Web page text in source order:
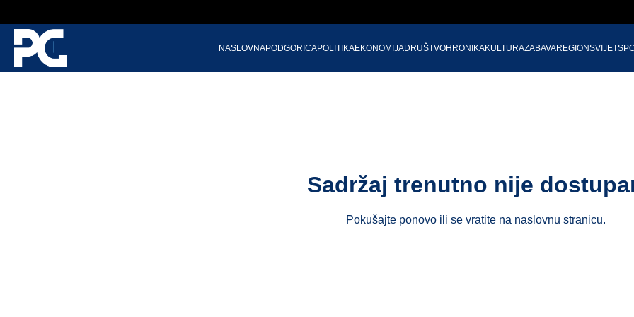
NASLOVNAPODGORICAPOLITIKAEKONOMIJADRUŠTVOHRONIKAKULTURAZABAVAREGIONSVIJET
Sadržaj trenutno nije
Pokušajte ponovo ili se vratite na naslovnu stranicu.